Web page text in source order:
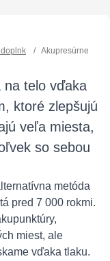
/ Akupresúrne
na telo vďaka
ktoré zlepšujú
veľa miesta,
so sebou
metóda
pred 7 000 rokmi.
miest, ale
vďaka tlaku.